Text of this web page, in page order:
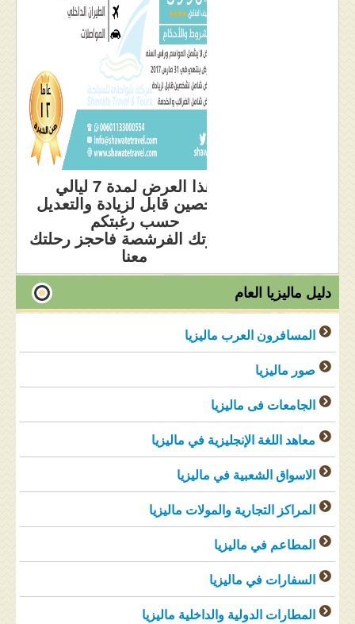
هذا العرض لمدة 7 ليالي
لشخصين قابل لزيادة والتعديل
حسب رغبتكم
لا تفوتك الفرشصة فاحجز رحلتك
معنا
دليل ماليزيا العام
المسافرون العرب ماليزيا
صور ماليزيا
الجامعات فى ماليزيا
معاهد اللغة الإنجليزية في ماليزيا
الاسواق الشعبية في ماليزيا
المراكز التجارية والمولات ماليزيا
المطاعم في ماليزيا
السفارات في ماليزيا
المطارات الدولية والداخلية ماليزيا